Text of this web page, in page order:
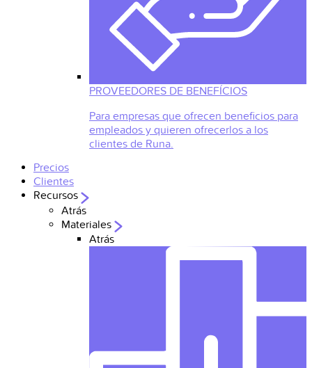
PROVEEDORES DE BENEFÍCIOS
Para empresas que ofrecen beneficios para
empleados y quieren ofrecerlos a los
clientes de Runa.
Precios
Clientes
Recursos
Atrás
Materiales
Atrás